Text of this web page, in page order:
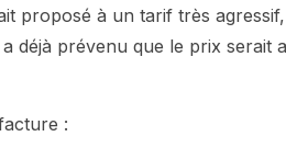
proposé à un tarif très
déjà prévenu que le prix serait
: